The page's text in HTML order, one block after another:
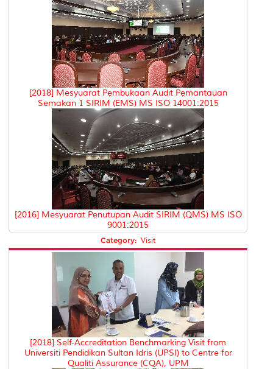
[2018] Mesyuarat Pembukaan Audit Pemantauan
Semakan 1 SIRIM (EMS) MS ISO 14001:2015
[2016] Mesyuarat Penutupan Audit SIRIM (QMS) MS ISO
9001:2015
Category: Visit
[2018] Self-Accreditation Benchmarking Visit from
Universiti Pendidikan Sultan Idris (UPSI) to Centre for
Qualiti Assurance (CQA), UPM